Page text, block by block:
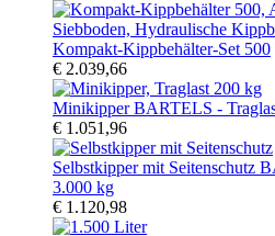
Kompakt-Kippbehälter-Set 500
€ 2.039,66
Minikipper BARTELS -
€ 1.051,96
Selbstkipper mit Seitenschutz
3.000 kg
€ 1.120,98